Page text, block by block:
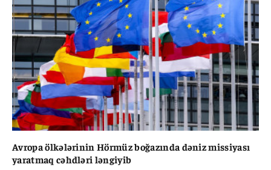
Avropa ölkələrinin Hörmüz boğazında dəniz missiyası
yaratmaq cəhdləri ləngiyib